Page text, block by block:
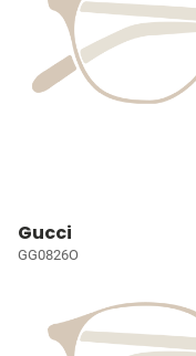
Gucci
GG0826O